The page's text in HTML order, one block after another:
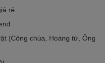
rẻ
(Công chúa, Hoàng tử, Ông